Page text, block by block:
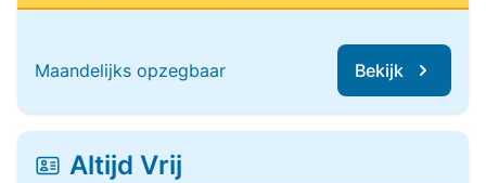
Maandelijks opzegbaar Bekijk
Altijd Vrij